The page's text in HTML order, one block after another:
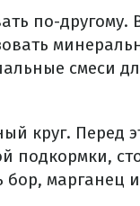
по-
смеси
круг. Перед
подкормки,
бор, марганец